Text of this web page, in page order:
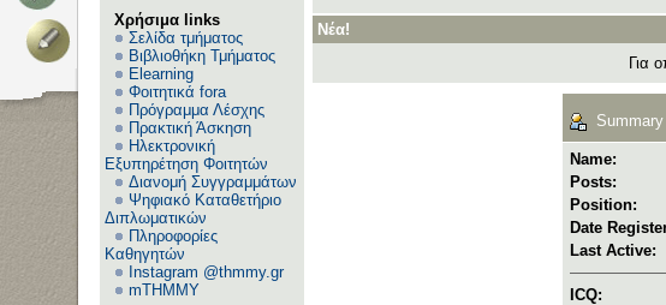
Χρήσιμα links
Σελίδα τμήματος
Βιβλιοθήκη Τμήματος
Elearning
Φοιτητικά fora
Πρόγραμμα Λέσχης
Πρακτική Άσκηση
Ηλεκτρονική
Εξυπηρέτηση Φοιτητών
Διανομή Συγγραμμάτων
Ψηφιακό Καταθετήριο
Διπλωματικών
Πληροφορίες
Καθηγητών
Instagram @thmmy.gr
mTHMMY
Νέα!
Για
Name:
Posts:
Position:
Date
Last Active:
ICQ: